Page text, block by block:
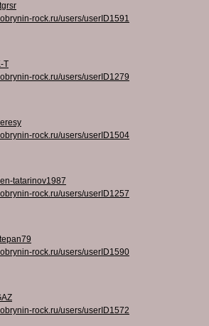
rock.ru/users/userID1591
T
rock.ru/users/userID1279
rock.ru/users/userID1504
tatarinov1987
rock.ru/users/userID1257
rock.ru/users/userID1590
rock.ru/users/userID1572